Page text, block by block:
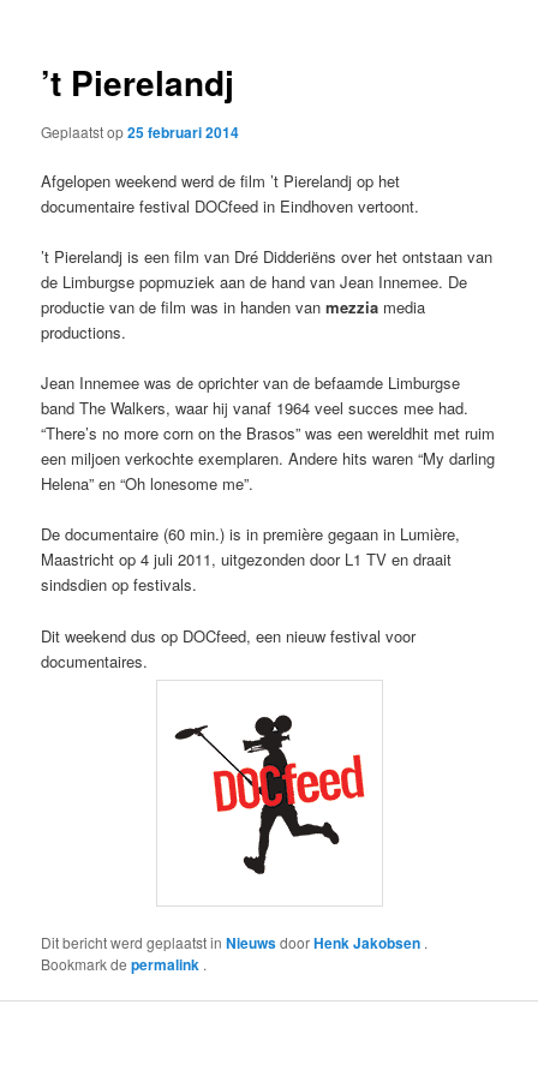
’t Pierelandj
Geplaatst op25 februari 2014
Afgelopen weekend werd de film ’t Pierelandj op het
documentaire festival DOCfeed in Eindhoven vertoont.
’t Pierelandj is een film van Dré Didderiëns over het ontstaan van
de Limburgse popmuziek aan de hand van Jean Innemee. De
productie van de film was in handen vanmezzia media
productions.
Jean Innemee was de oprichter van de befaamde Limburgse
band The Walkers, waar hij vanaf 1964 veel succes mee had.
“There’s no more corn on the Brasos” was een wereldhit met ruim
een miljoen verkochte exemplaren. Andere hits waren “My darling
Helena” en “Oh lonesome me”.
De documentaire (60 min.) is in première gegaan in Lumière,
Maastricht op 4 juli 2011, uitgezonden door L1 TV en draait
sindsdien op festivals.
Dit weekend dus op DOCfeed, een nieuw festival voor
documentaires.
Dit bericht werd geplaatst inNieuwsdoorHenk Jakobsen .
Bookmark depermalink .